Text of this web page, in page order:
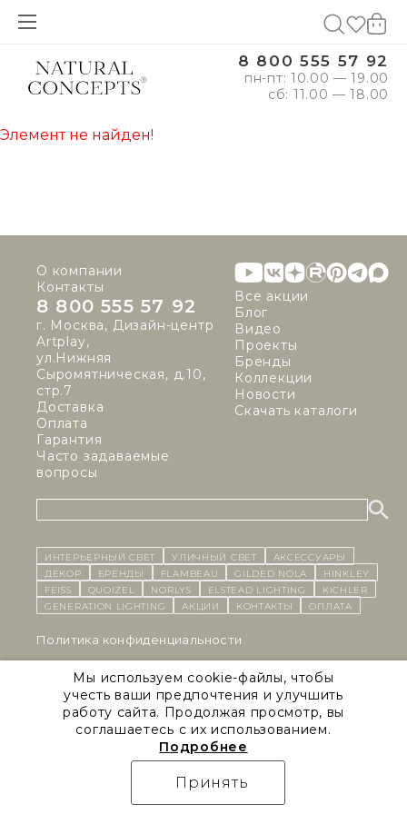
8 800 555 57 92
пн-пт: 10.00 — 19.00
сб: 11.00 — 18.00
Элемент не найден!
О компании
Контакты
8 800 555 57 92
г. Москва, Дизайн-центр
Artplay,
ул.Нижняя
Сыромятническая, д.10,
стр.7
Доставка
Оплата
Гарантия
Часто задаваемые
вопросы
Все акции
Блог
Видео
Проекты
Бренды
Коллекции
Новости
Скачать каталоги
ИНТЕРЬЕРНЫЙ СВЕТ уличный СВЕТ
Аксессуары
декор
бренды Flambeau Gilded Nola
Hinkley
Feiss
Quoizel Norlys Elstead Lighting
Kichler
Generation Lighting
Акции контакты Оплата
Политика конфиденциальности
Cоглашение на обработку персональных данных
Публичная оферта
Natural Concepts 2026 © Все права защищены
Мы используем cookie-файлы, чтобы
учесть ваши предпочтения и улучшить
работу сайта. Продолжая просмотр, вы
соглашаетесь с их использованием.
Подробнее
Принять